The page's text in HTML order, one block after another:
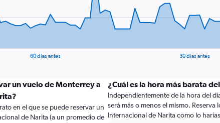
60 días antes 30 días antes
un vuelo de Monterrey a
en el que se puede reservar un
de Narita (a un promedio de
¿Cuál es la hora más barata
Independientemente de la hora del
será más o menos el mismo.
Internacional de Narita como lo